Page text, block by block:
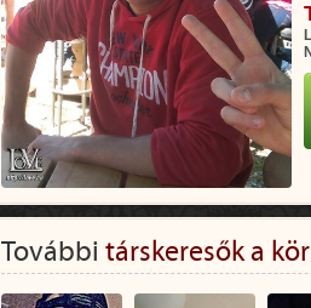
További társkeresők a